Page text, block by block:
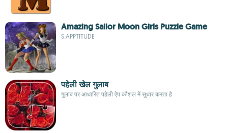
Amazing Sailor Moon Girls Puzzle Game
S.APPTITUDE
पहेली खेल गुलाब
गुलाब पर आधारित पहेली ऐप कौशल में सुधार करता है